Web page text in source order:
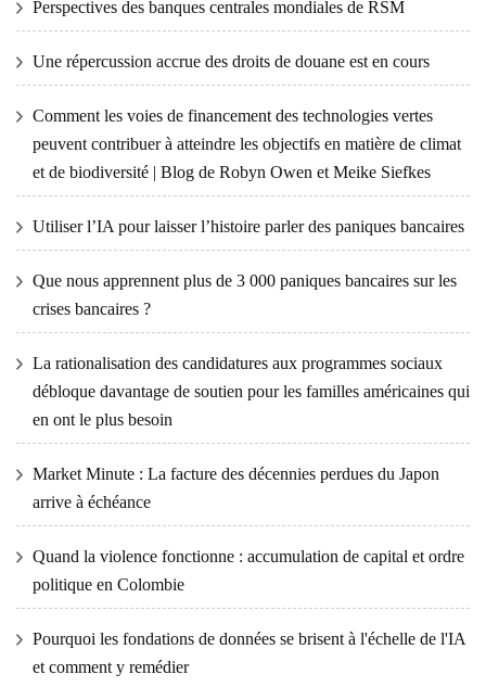
Perspectives des banques centrales mondiales de RSM
Une répercussion accrue des droits de douane est en cours
Comment les voies de financement des technologies vertes
peuvent contribuer à atteindre les objectifs en matière de climat
et de biodiversité | Blog de Robyn Owen et Meike Siefkes
Utiliser l’IA pour laisser l’histoire parler des paniques bancaires
Que nous apprennent plus de 3 000 paniques bancaires sur les
crises bancaires ?
La rationalisation des candidatures aux programmes sociaux
débloque davantage de soutien pour les familles américaines qui
en ont le plus besoin
Market Minute : La facture des décennies perdues du Japon
arrive à échéance
Quand la violence fonctionne : accumulation de capital et ordre
politique en Colombie
Pourquoi les fondations de données se brisent à l'échelle de l'IA
et comment y remédier